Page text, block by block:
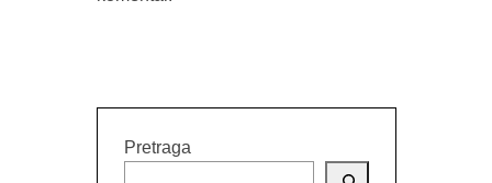
Pretraga